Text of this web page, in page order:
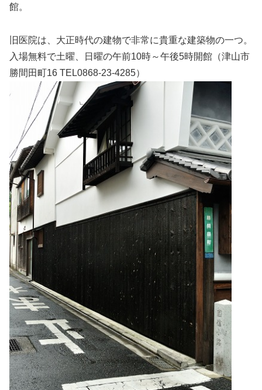
館。
旧医院は、大正時代の建物で非常に貴重な建築物の一つ。
入場無料で土曜、日曜の午前10時～午後5時開館（津山市
勝間田町16 TEL0868-23-4285）